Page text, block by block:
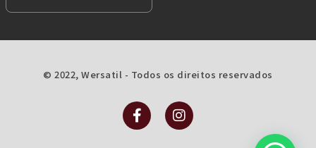
© 2022, Wersatil - Todos os direitos reservados